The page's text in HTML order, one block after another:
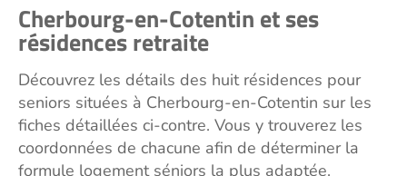
Cherbourg-en-Cotentin et ses
résidences retraite
Découvrez les détails des huit résidences pour
seniors situées à Cherbourg-en-Cotentin sur les
fiches détaillées ci-contre. Vous y trouverez les
coordonnées de chacune afin de déterminer la
formule logement séniors la plus adaptée.